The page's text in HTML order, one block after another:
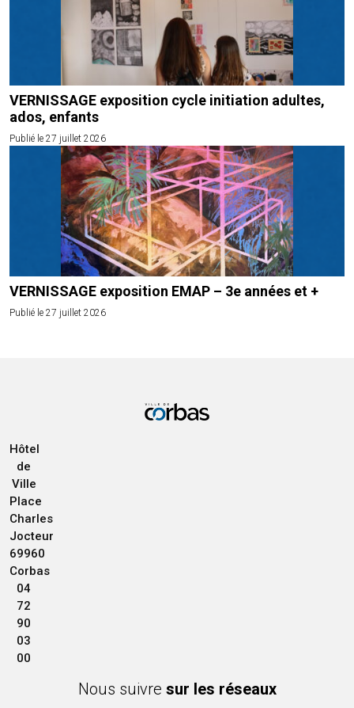
VERNISSAGE exposition cycle initiation adultes,
ados, enfants
Publié le 27 juillet 2026
VERNISSAGE exposition EMAP – 3e années et +
Publié le 27 juillet 2026
Hôtel
de
Ville
Place
Charles
Jocteur
69960
Corbas
04
72
90
03
00
Nous suivre sur les réseaux